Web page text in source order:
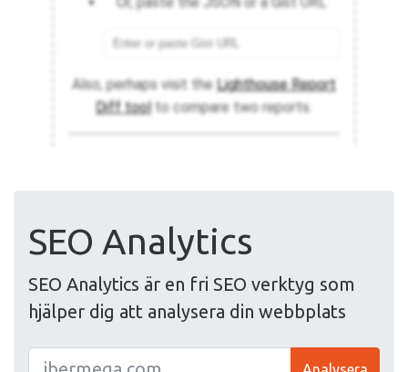
SEO Analytics
SEO Analytics är en fri SEO verktyg som
hjälper dig att analysera din webbplats